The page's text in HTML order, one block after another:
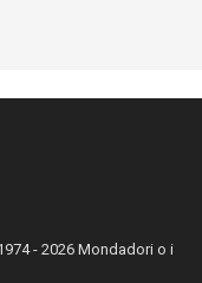
- 2026 Mondadori o i